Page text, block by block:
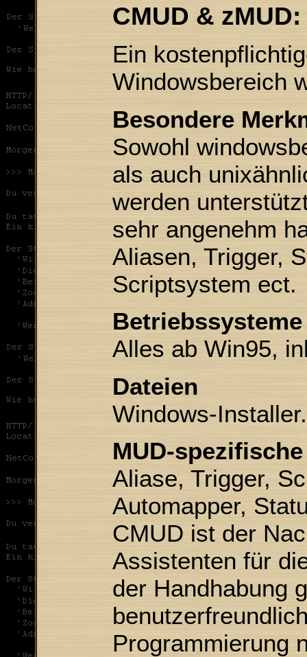
CMUD & zMUD:
Ein
Windowsbereich
Besondere
Sowohl
als auch
werden
sehr angenehm
Aliasen, Trigger,
Scriptsystem ect.
Betriebssysteme
Alles ab Win95,
Dateien
Windows-
MUD-
Aliase, Trigger,
Automapper,
CMUD ist der
Assistenten für
der Handhabung
Programmierung